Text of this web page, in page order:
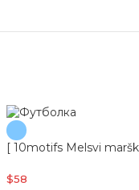
[ 10motifs Melsvi
$58